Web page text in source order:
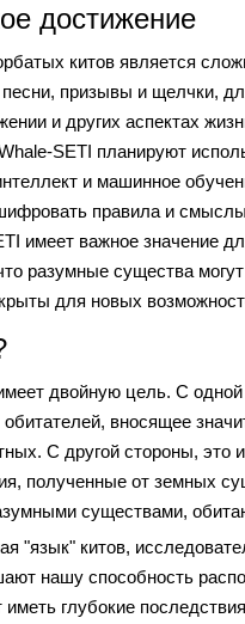
достижение
китов является
песни, призывы и щелчки,
и других аспектах
SETI планируют
и машинное
правила и
имеет важное значение
разумные существа
для новых
двойную цель. С
обитателей, вносящее
С другой стороны, это
полученные от земных
существами,
"язык" китов,
нашу способность
глубокие